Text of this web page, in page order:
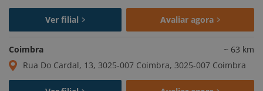
Ver filial Avaliar agora
Coimbra ~ 63 km
Rua Do Cardal, 13, 3025-007 Coimbra, 3025-007 Coimbra